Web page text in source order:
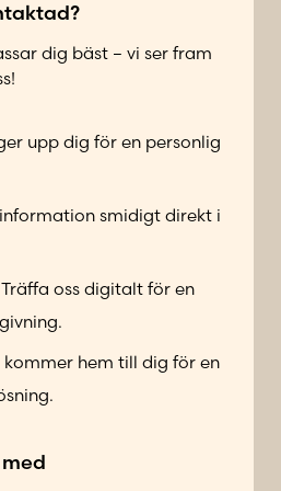
dig bäst – vi ser fram
upp dig för en personlig
smidigt direkt i
oss digitalt för en
kommer hem till dig för en